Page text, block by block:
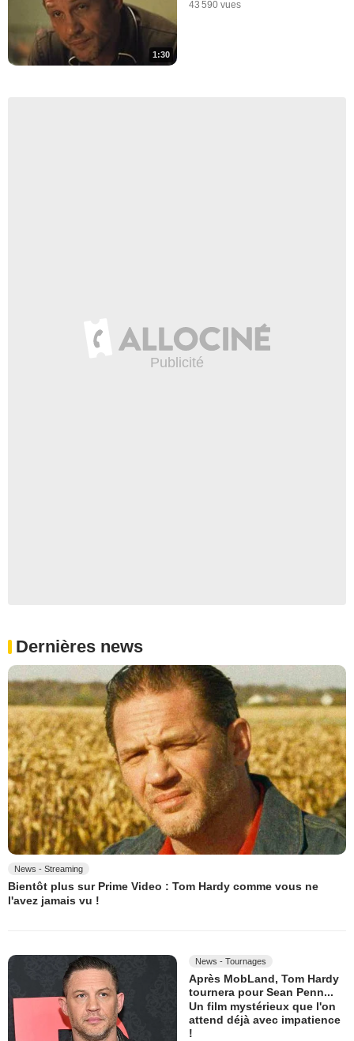
1:30
43 590 vues
Dernières news
News - Streaming
Bientôt plus sur Prime Video : Tom Hardy comme vous ne
l'avez jamais vu !
News - Tournages
Après MobLand, Tom Hardy
tournera pour Sean Penn...
Un film mystérieux que l'on
attend déjà avec impatience
!